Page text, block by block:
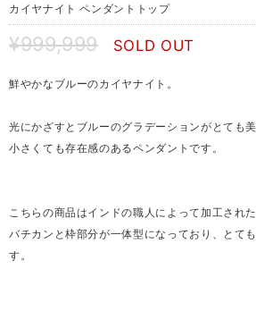
カイヤナイト ペンダントトップ
¥999,999 SOLD OUT
鮮やかなブルーのカイヤナイト。
光にかざすとブルーのグラデーションがとても美
小さくても存在感のあるペンダントです。
こちらの商品はインドの職人によって加工され
バチカンと枠部分が一体型になっており、とて
す。